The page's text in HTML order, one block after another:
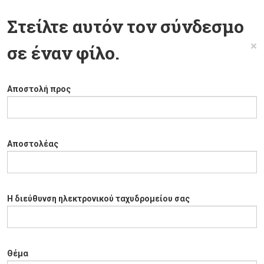
Στείλτε αυτόν τον σύνδεσμο
σε έναν φίλο.
×
Αποστολή προς
Αποστολέας
Η διεύθυνση ηλεκτρονικού ταχυδρομείου σας
Θέμα